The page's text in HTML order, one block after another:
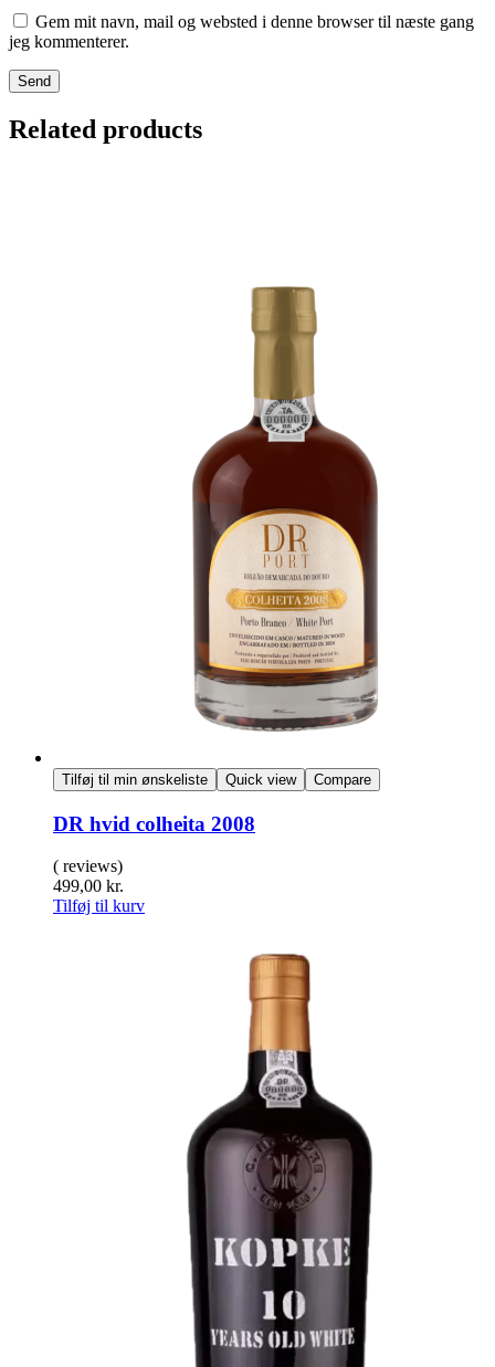
Gem mit navn, mail og websted i denne browser til næste gang
jeg kommenterer.
Send
Related products
Tilføj til min ønskeliste Quick view Compare
DR hvid colheita 2008
( reviews)
499,00 kr.
Tilføj til kurv